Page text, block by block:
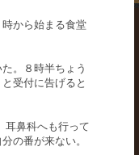
から始まる食堂
。８時半ちょう
受付に告げると
鼻科へも行って
の番が来ない。